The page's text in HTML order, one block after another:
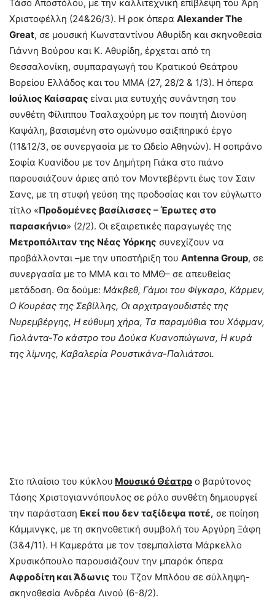
Τάσο Αποστόλου, με την καλλιτεχνική επίβλεψη του Άρη
Χριστοφέλλη (24&26/3). Η ροκ όπερα AlexanderThe
Great, σε μουσική Κωνσταντίνου Αθυρίδη και σκηνοθεσία
Γιάννη Βούρου και Κ. Αθυρίδη, έρχεται από τη
Θεσσαλονίκη, συμπαραγωγή του Κρατικού Θεάτρου
Βορείου Ελλάδος και του ΜΜΑ (27, 28/2 & 1/3). Η όπερα
Ιούλιος Καίσαρας είναι μια ευτυχής συνάντηση του
συνθέτη Φίλιππου Τσαλαχούρη με τον ποιητή Διονύση
Καψάλη, βασισμένη στο ομώνυμο σαιξπηρικό έργο
(11&12/3, σε συνεργασία με το Ωδείο Αθηνών). Η σοπράνο
Σοφία Κυανίδου με τον Δημήτρη Γιάκα στο πιάνο
παρουσιάζουν άριες από τον Μοντεβέρντι έως τον Σαιν
Σανς, με τη στυφή γεύση της προδοσίας και τον εύγλωττο
τίτλο «Προδομένες βασίλισσες – Έρωτες στο
παρασκήνιο» (2/2). Οι εξαιρετικές παραγωγές της
Μετροπόλιταν της Νέας Υόρκης συνεχίζουν να
προβάλλονται –με την υποστήριξη του Antenna Group, σε
συνεργασία με το ΜΜΑ και το ΜΜΘ– σε απευθείας
μετάδοση. Θα δούμε: Μάκβεθ, Γάμοι του Φίγκαρο, Κάρμεν,
Ο Κουρέας της Σεβίλλης, Οι αρχιτραγουδιστές της
Νυρεμβέργης, Η εύθυμη χήρα, Τα παραμύθια του Χόφμαν,
Γιολάντα-Το κάστρο του Δούκα Κυανοπώγωνα, Η κυρά
της λίμνης, Καβαλερία Ρουστικάνα-Παλιάτσοι.
Στο πλαίσιο του κύκλου Μουσικό Θέατρο ο βαρύτονος
Τάσης Χριστογιαννόπουλος σε ρόλο συνθέτη δημιουργεί
την παράσταση Εκεί που δεν ταξίδεψα ποτέ, σε ποίηση
Κάμμινγκς, με τη σκηνοθετική συμβολή του Αργύρη Ξάφη
(3&4/11). Η Καμεράτα με τον τσεμπαλίστα Μάρκελλο
Χρυσικόπουλο παρουσιάζουν την μπαρόκ όπερα
Αφροδίτη και Άδωνις του Τζον Μπλόου σε σύλληψη-
σκηνοθεσία Ανδρέα Λινού (6-8/2).